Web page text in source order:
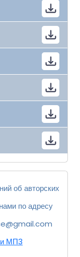
об авторских
по адресу
МП3